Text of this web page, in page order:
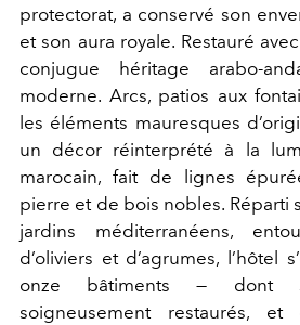
protectorat, a conservé son
et son aura royale. Restauré
conjugue héritage arabo-
moderne. Arcs, patios aux
les éléments mauresques
un décor réinterprété à la
marocain, fait de lignes
pierre et de bois nobles. Réparti
jardins méditerranéens,
d’oliviers et d’agrumes, l’hôtel
onze bâtiments — dont
soigneusement restaurés, et